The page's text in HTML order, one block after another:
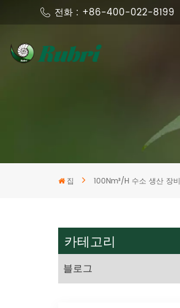
전화 : +86-400-022-8199
집 100Nm³/H 수소 생산 장비
카테고리
블로그